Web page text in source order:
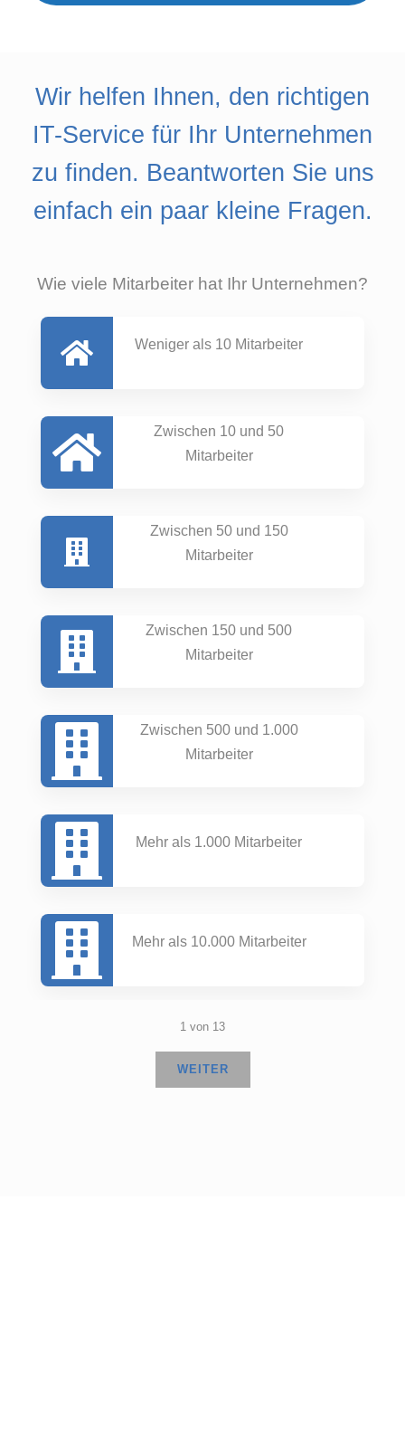
Wir helfen Ihnen, den richtigen
IT-Service für Ihr Unternehmen
zu finden. Beantworten Sie uns
einfach ein paar kleine Fragen.
Wie viele Mitarbeiter hat Ihr Unternehmen?
Weniger als 10 Mitarbeiter
Zwischen 10 und 50
Mitarbeiter
Zwischen 50 und 150
Mitarbeiter
Zwischen 150 und 500
Mitarbeiter
Zwischen 500 und 1.000
Mitarbeiter
Mehr als 1.000 Mitarbeiter
Mehr als 10.000 Mitarbeiter
1 von 13
WEITER